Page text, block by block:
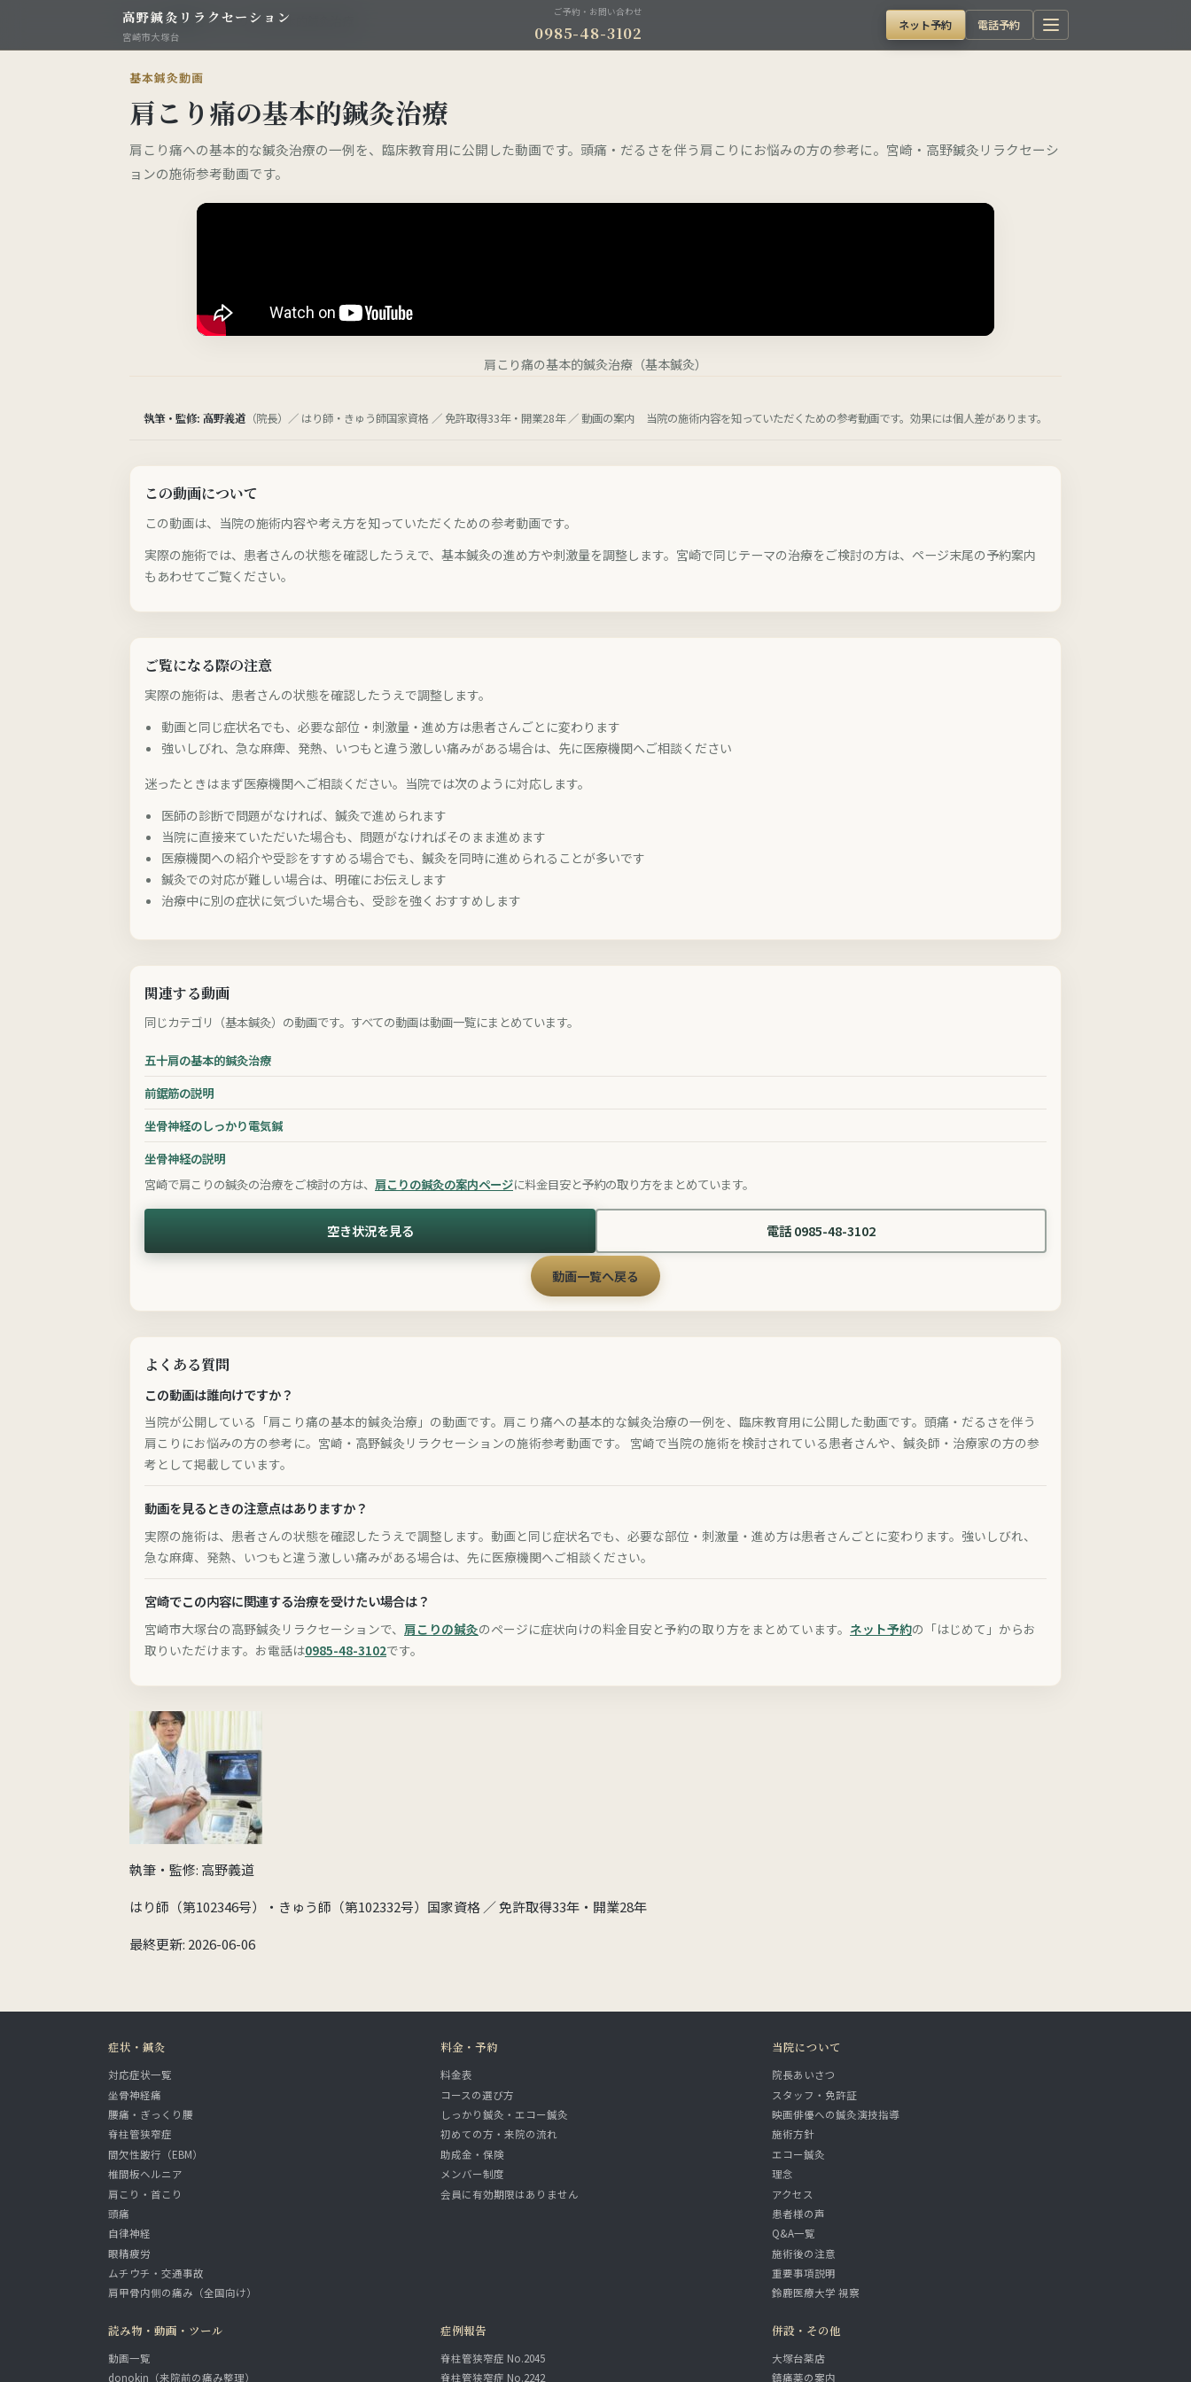
高野鍼灸リラクセーション
宮崎市大塚台
ご予約・お問い合わせ
0985-48-3102 ネット予約 電話予約
TOP › 動画空間 › 肩こり痛の基本的鍼灸治療
基本鍼灸動画
肩こり痛の基本的鍼灸治療
肩こり痛への基本的な鍼灸治療の一例を、臨床教育用に公開した動画です。頭痛・だるさを伴う肩こりにお悩みの方の参考に。宮崎・高野鍼灸リラクセーシ
ョンの施術参考動画です。
肩こり痛の基本的鍼灸治療（基本鍼灸）
執筆・監修: 高野義道 （院長）／ はり師・きゅう師国家資格 ／ 免許取得33年・開業28年 ／ 動画の案内 当院の施術内容を知っていただくための参考動画です。効果には個人差があります。
この動画について
この動画は、当院の施術内容や考え方を知っていただくための参考動画です。
実際の施術では、患者さんの状態を確認したうえで、基本鍼灸の進め方や刺激量を調整します。宮崎で同じテーマの治療をご検討の方は、ページ末尾の予約案内
もあわせてご覧ください。
ご覧になる際の注意
実際の施術は、患者さんの状態を確認したうえで調整します。
動画と同じ症状名でも、必要な部位・刺激量・進め方は患者さんごとに変わります
強いしびれ、急な麻痺、発熱、いつもと違う激しい痛みがある場合は、先に医療機関へご相談ください
迷ったときはまず医療機関へご相談ください。当院では次のように対応します。
医師の診断で問題がなければ、鍼灸で進められます
当院に直接来ていただいた場合も、問題がなければそのまま進めます
医療機関への紹介や受診をすすめる場合でも、鍼灸を同時に進められることが多いです
鍼灸での対応が難しい場合は、明確にお伝えします
治療中に別の症状に気づいた場合も、受診を強くおすすめします
関連する動画
同じカテゴリ（基本鍼灸）の動画です。すべての動画は動画一覧にまとめています。
五十肩の基本的鍼灸治療
前鋸筋の説明
坐骨神経のしっかり電気鍼
坐骨神経の説明
宮崎で肩こりの鍼灸の治療をご検討の方は、 肩こりの鍼灸の案内ページに料金目安と予約の取り方をまとめています。
空き状況を見る 電話 0985-48-3102
動画一覧へ戻る
よくある質問
この動画は誰向けですか？
当院が公開している「肩こり痛の基本的鍼灸治療」の動画です。肩こり痛への基本的な鍼灸治療の一例を、臨床教育用に公開した動画です。頭痛・だるさを伴う
肩こりにお悩みの方の参考に。宮崎・高野鍼灸リラクセーションの施術参考動画です。 宮崎で当院の施術を検討されている患者さんや、鍼灸師・治療家の方の参
考として掲載しています。
動画を見るときの注意点はありますか？
実際の施術は、患者さんの状態を確認したうえで調整します。動画と同じ症状名でも、必要な部位・刺激量・進め方は患者さんごとに変わります。強いしびれ、
急な麻痺、発熱、いつもと違う激しい痛みがある場合は、先に医療機関へご相談ください。
宮崎でこの内容に関連する治療を受けたい場合は？
宮崎市大塚台の高野鍼灸リラクセーションで、 肩こりの鍼灸のページに症状向けの料金目安と予約の取り方をまとめています。 ネット予約の「はじめて」からお
取りいただけます。お電話は0985-48-3102です。
執筆・監修: 高野義道
はり師（第102346号）・きゅう師（第102332号）国家資格 ／ 免許取得33年・開業28年
最終更新: 2026-06-06
症状・鍼灸
対応症状一覧
坐骨神経痛
腰痛・ぎっくり腰
脊柱管狭窄症
間欠性跛行（EBM）
椎間板ヘルニア
肩こり・首こり
頭痛
自律神経
眼精疲労
ムチウチ・交通事故
肩甲骨内側の痛み（全国向け）
料金・予約
料金表
コースの選び方
しっかり鍼灸・エコー鍼灸
初めての方・来院の流れ
助成金・保険
メンバー制度
会員に有効期限はありません
当院について
院長あいさつ
スタッフ・免許証
映画俳優への鍼灸演技指導
施術方針
エコー鍼灸
理念
アクセス
患者様の声
Q&A一覧
施術後の注意
重要事項説明
鈴鹿医療大学 視察
読み物・動画・ツール
動画一覧
donokin（来院前の痛み整理）
症例報告
脊柱管狭窄症 No.2045
脊柱管狭窄症 No.2242
併設・その他
大塚台薬店
鎮痛薬の案内